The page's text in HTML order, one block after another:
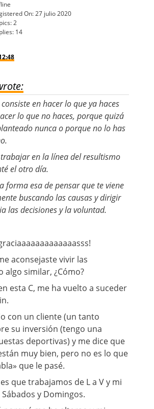
On:27 julio 2020
2
14
en hacer lo que ya haces
lo que no haces, porque quizá
nunca o porque no lo has
en la línea del resultismo
el otro día.
forma esa de pensar que te viene
buscando las causas y dirigir
las decisiones y la voluntad.
aconsejaste vivir las
algo similar, ¿Cómo?
esta C, me ha vuelto a suceder
con un cliente (un tanto
su inversión (tengo una
deportivas) y me dice que
muy bien, pero no es lo que
que le pasé.
que trabajamos de L a V y mi
y Domingos.